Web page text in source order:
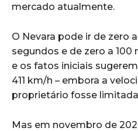
mercado atualmente.
O Nevara pode ir de zero
segundos e de zero a 100
e os fatos iniciais
411 km/h – embora a
proprietário fosse
Mas em novembro de